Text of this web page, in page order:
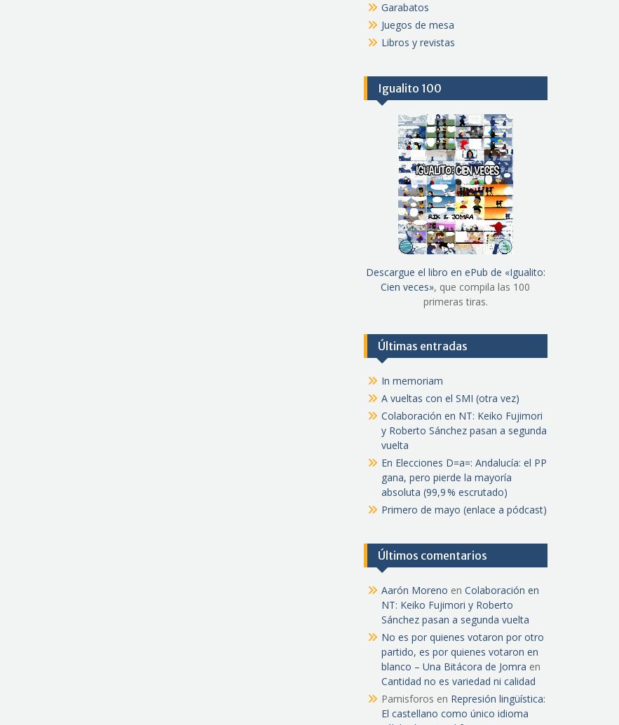
Garabatos
Juegos de mesa
Libros y revistas
Igualito 100
Descargue el libro en ePub de «Igualito:
Cien veces», que compila las 100
primeras tiras.
Últimas entradas
In memoriam
A vueltas con el SMI (otra vez)
Colaboración en NT: Keiko Fujimori
y Roberto Sánchez pasan a segunda
vuelta
En Elecciones D=a=: Andalucía: el PP
gana, pero pierde la mayoría
absoluta (99,9 % escrutado)
Primero de mayo (enlace a pódcast)
Últimos comentarios
Aarón Moreno en Colaboración en
NT: Keiko Fujimori y Roberto
Sánchez pasan a segunda vuelta
No es por quienes votaron por otro
partido, es por quienes votaron en
blanco – Una Bitácora de Jomra en
Cantidad no es variedad ni calidad
Pamisforos en Represión lingüística:
El castellano como único idioma